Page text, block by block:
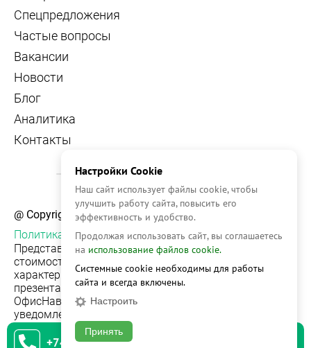
Спецпредложения
Частые вопросы
Вакансии
Новости
Блог
Аналитика
Контакты
@ Copyright, 2026 OFFICE NAVIGATOR
Политика конфиденциальности
Представленная на сайте информация, в т.ч.
стоимости объектов, носит информационный
характер и не является публичной офертой. Условия
презентации объекта недвижимости на сервисе
ОфисНавигатор могут быть изменены без
уведомления.
+74951542930
Настройки Cookie
Наш сайт использует файлы cookie, чтобы
улучшить работу сайта, повысить его
эффективность и удобство.
Продолжая использовать сайт, вы соглашаетесь
на использование файлов cookie.
Системные cookie необходимы для работы
сайта и всегда включены.
Настроить
Принять